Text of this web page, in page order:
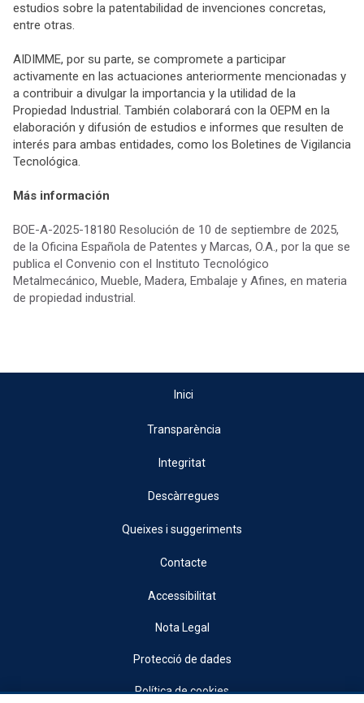
estudios sobre la patentabilidad de invenciones concretas,
entre otras.
AIDIMME, por su parte, se compromete a participar
activamente en las actuaciones anteriormente mencionadas y
a contribuir a divulgar la importancia y la utilidad de la
Propiedad Industrial. También colaborará con la OEPM en la
elaboración y difusión de estudios e informes que resulten de
interés para ambas entidades, como los Boletines de Vigilancia
Tecnológica.
Más información
BOE-A-2025-18180 Resolución de 10 de septiembre de 2025,
de la Oficina Española de Patentes y Marcas, O.A., por la que se
publica el Convenio con el Instituto Tecnológico
Metalmecánico, Mueble, Madera, Embalaje y Afines, en materia
de propiedad industrial.
Inici
Transparència
Integritat
Descàrregues
Queixes i suggeriments
Contacte
Accessibilitat
Nota Legal
Protecció de dades
Política de cookies